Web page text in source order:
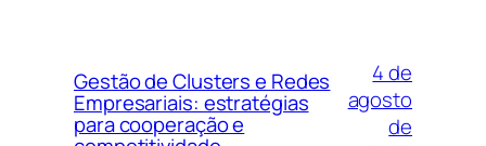
Gestão de Clusters e Redes
Empresariais: estratégias
para cooperação e
4 de
agosto
de